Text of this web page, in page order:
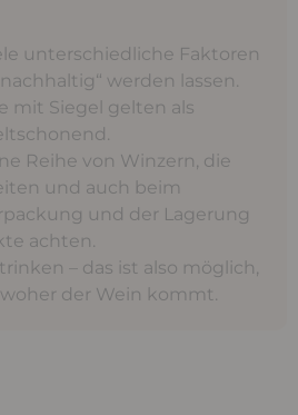
unterschiedliche Faktoren
werden lassen.
mit Siegel gelten als
Reihe von Winzern, die
und auch beim
und der Lagerung
achten.
– das ist also möglich,
der Wein kommt.